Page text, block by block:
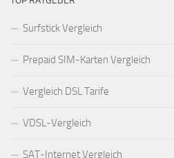
Surfstick Vergleich
Prepaid SIM-Karten Vergleich
Vergleich DSL Tarife
VDSL-Vergleich
SAT-Internet Vergleich